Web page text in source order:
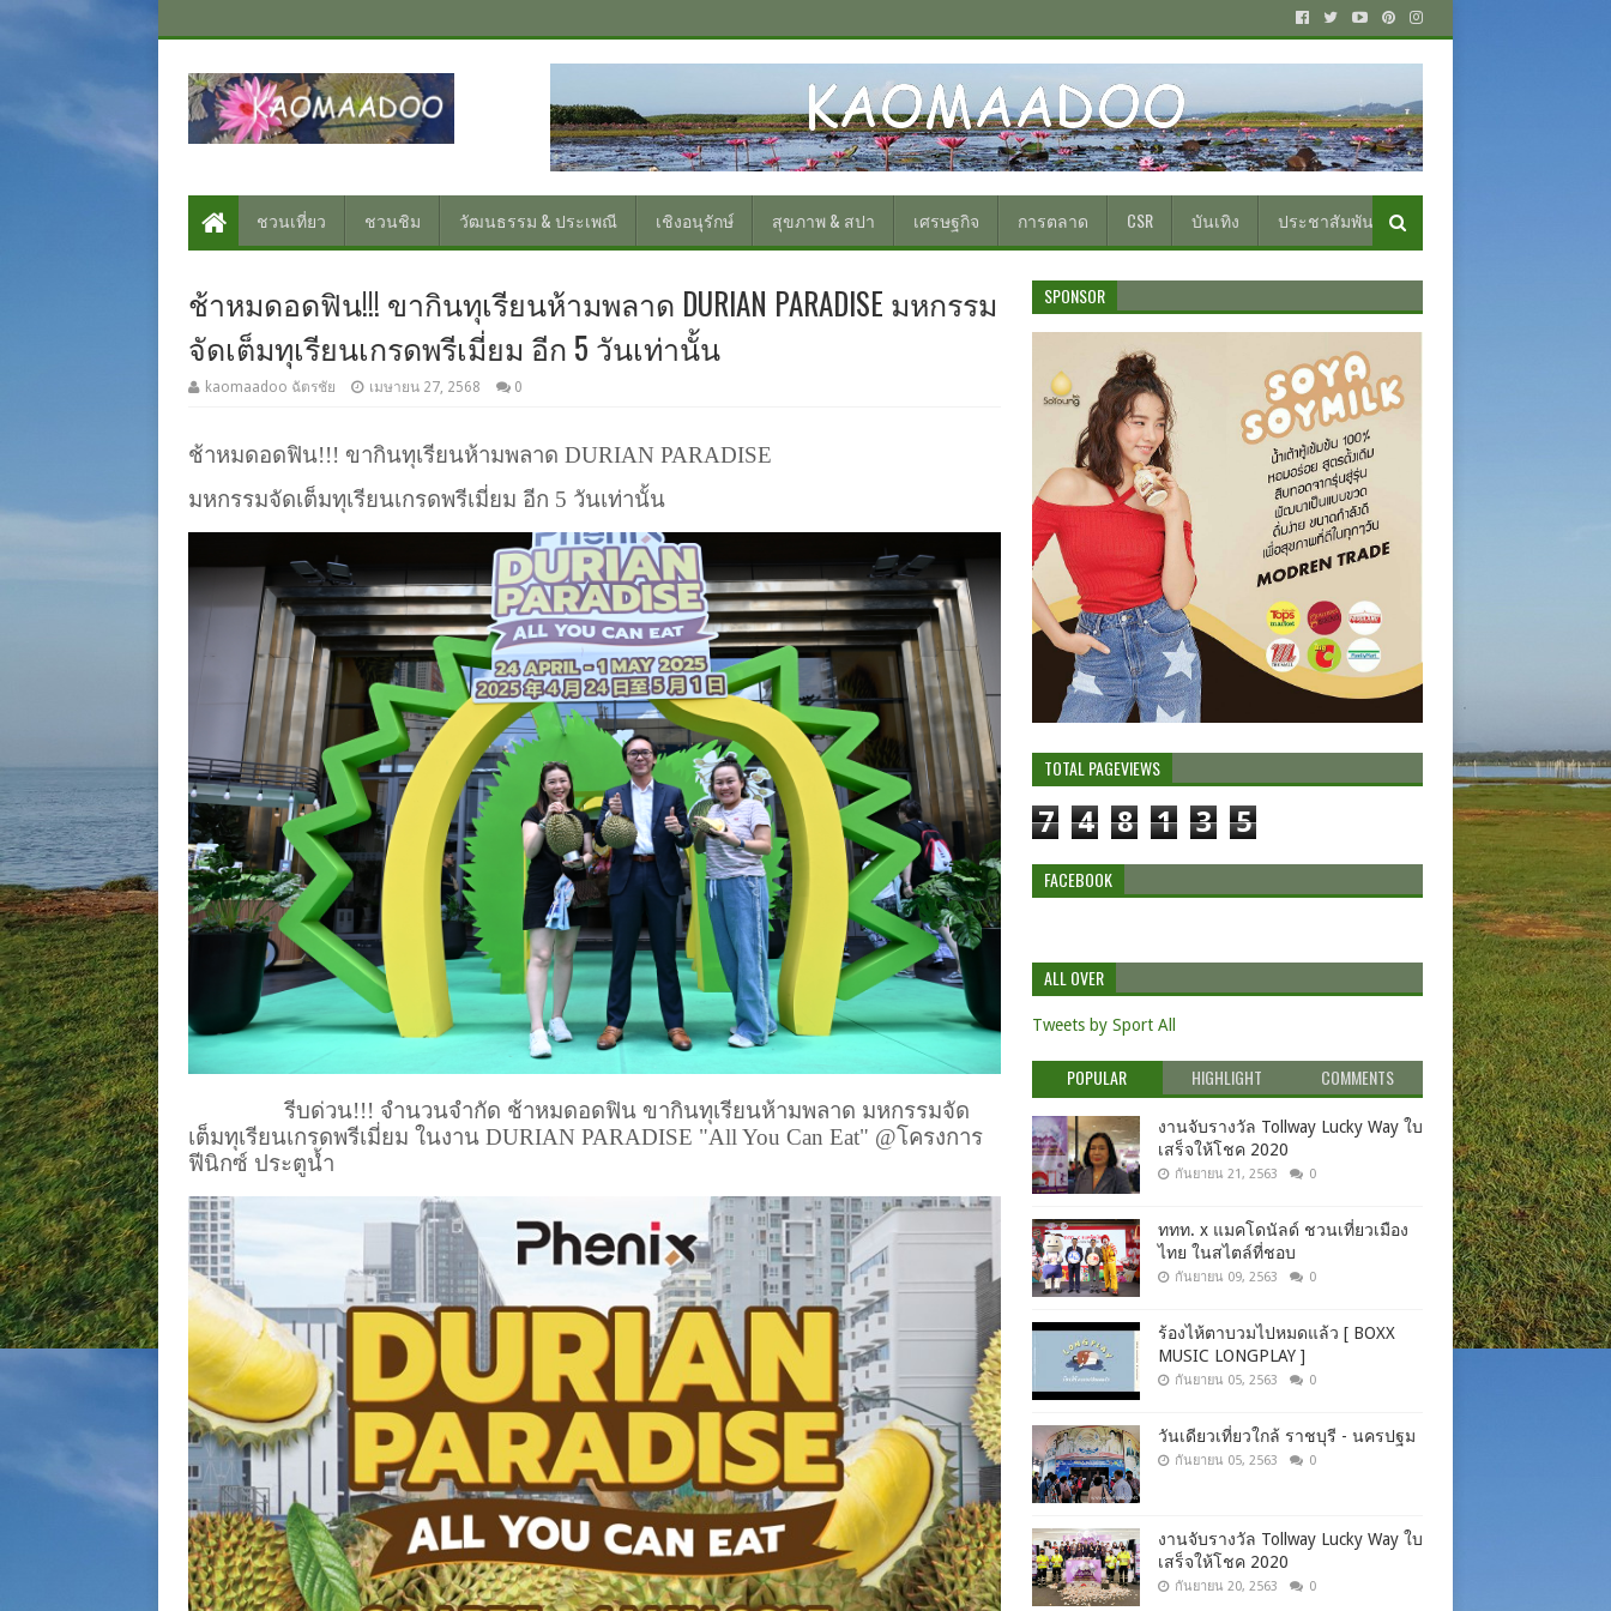
ชวนเที่ยว ชวนชิม วัฒนธรรม & ประเพณี เชิงอนุรักษ์ สุขภาพ & สปา เศรษฐกิจ การตลาด CSR บันเทิง ประชาสัมพันธ์
ช้าหมดอดฟิน!!! ขากินทุเรียนห้ามพลาด DURIAN PARADISE มหกรรม
จัดเต็มทุเรียนเกรดพรีเมี่ยม อีก 5 วันเท่านั้น
kaomaadoo ฉัตรชัย เมษายน 27, 2568 0
ช้าหมดอดฟิน!!! ขากินทุเรียนห้ามพลาด DURIAN PARADISE
มหกรรมจัดเต็มทุเรียนเกรดพรีเมี่ยม อีก 5 วันเท่านั้น
รีบด่วน!!! จำนวนจำกัด ช้าหมดอดฟิน ขากินทุเรียนห้ามพลาด มหกรรมจัด
เต็มทุเรียนเกรดพรีเมี่ยม ในงาน DURIAN PARADISE "All You Can Eat" @โครงการ
ฟีนิกซ์ ประตูน้ำ
SPONSOR
TOTAL PAGEVIEWS
7 4 8 1 3 5
FACEBOOK
ALL OVER
Tweets by Sport All
POPULAR HIGHLIGHT COMMENTS
งานจับรางวัล Tollway Lucky Way ใบ
เสร็จให้โชค 2020
กันยายน 21, 2563 0
ททท. x แมคโดนัลด์ ชวนเที่ยวเมือง
ไทย ในสไตล์ที่ชอบ
กันยายน 09, 2563 0
ร้องไห้ตาบวมไปหมดแล้ว [ BOXX
MUSIC LONGPLAY ]
กันยายน 05, 2563 0
วันเดียวเที่ยวใกล้ ราชบุรี - นครปฐม
กันยายน 05, 2563 0
งานจับรางวัล Tollway Lucky Way ใบ
เสร็จให้โชค 2020
กันยายน 20, 2563 0